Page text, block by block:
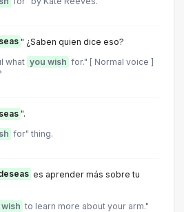
" ¿Saben quien dice eso?
what you wish for." [ Normal voice ]
".
for" thing.
es aprender más sobre tu
to learn more about your arm."